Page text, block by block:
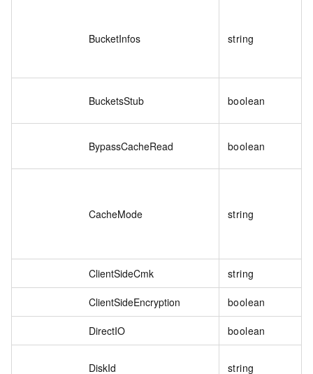
BucketInfos string
BucketsStub boolean
BypassCacheRead boolean
CacheMode string
ClientSideCmk string
ClientSideEncryption boolean
DirectIO boolean
DiskId string